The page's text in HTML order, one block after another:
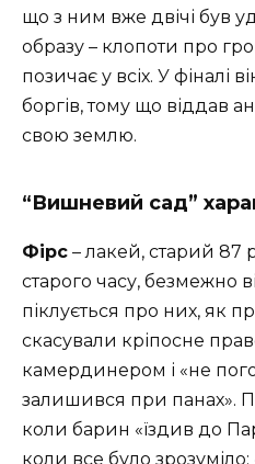
що з ним вже двічі був
образу – клопоти про
позичає у всіх. У фіналі
боргів, тому що віддав
свою землю.
“Вишневий сад”
Фірс – лакей, старий 87
старого часу, безмежно
піклується про них, як
скасували кріпосне
камердинером і «не
залишився при панах».
коли барин «їздив до
коли все було